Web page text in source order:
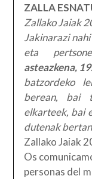
ZALLA
Zallako Jaiak
Jakinarazi
eta
asteazkena,
batzordeko
berean, bai
elkarteek, bai
dutenak
Zallako Jaiak
Os
personas del